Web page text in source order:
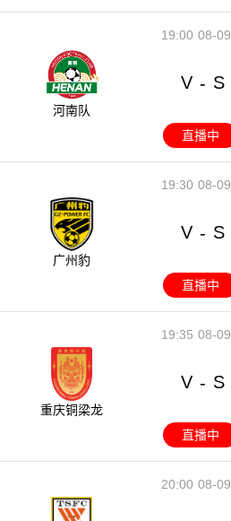
08-09
19:00
河南队
V - S
直播中
08-09
19:30
广州豹
V - S
直播中
08-09
19:35
重庆铜梁龙
V - S
直播中
08-09
20:00